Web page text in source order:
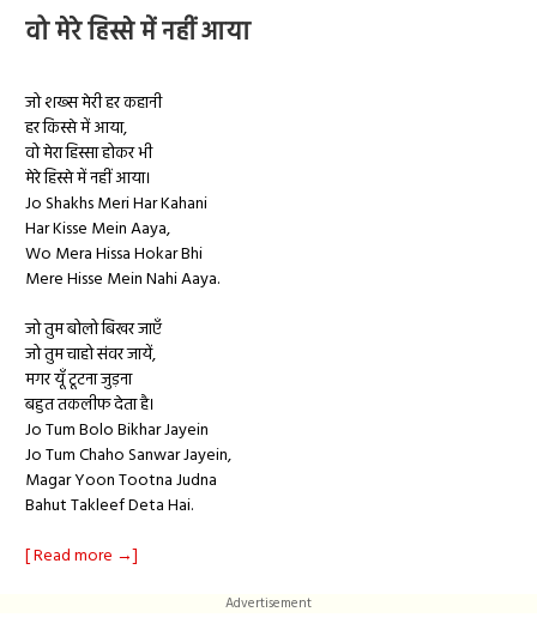
वो मेरे हिस्से में नहीं आया
जो शख्स मेरी हर कहानी
हर किस्से में आया,
वो मेरा हिस्सा होकर भी
मेरे हिस्से में नहीं आया।
Jo Shakhs Meri Har Kahani
Har Kisse Mein Aaya,
Wo Mera Hissa Hokar Bhi
Mere Hisse Mein Nahi Aaya.
जो तुम बोलो बिखर जाएँ
जो तुम चाहो संवर जायें,
मगर यूँ टूटना जुड़ना
बहुत तकलीफ देता है।
Jo Tum Bolo Bikhar Jayein
Jo Tum Chaho Sanwar Jayein,
Magar Yoon Tootna Judna
Bahut Takleef Deta Hai.
[ Read more →]
Advertisement